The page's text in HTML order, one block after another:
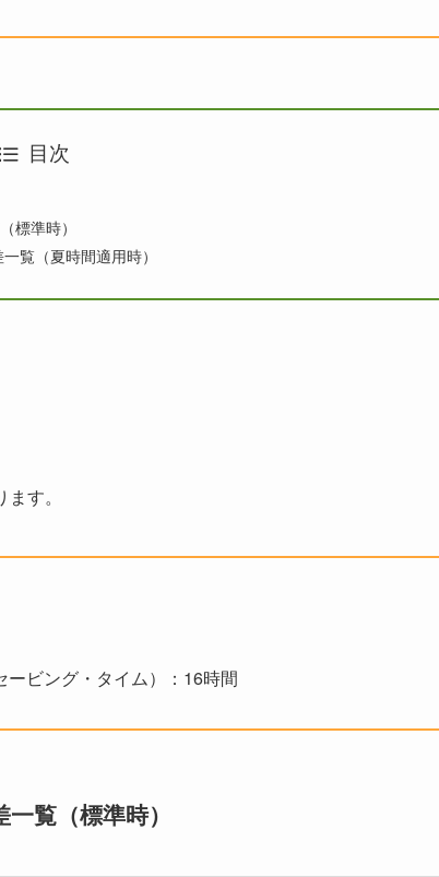
目次
標準時）
覧（夏時間適用時）
す。
ビング・タイム）：16時間
覧（標準時）